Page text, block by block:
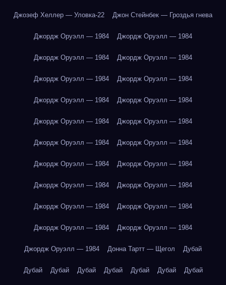
Джозеф Хеллер — Уловка-22 Джон Стейнбек — Гроздья гнева
Джордж Оруэлл — 1984 Джордж Оруэлл — 1984
Джордж Оруэлл — 1984 Джордж Оруэлл — 1984
Джордж Оруэлл — 1984 Джордж Оруэлл — 1984
Джордж Оруэлл — 1984 Джордж Оруэлл — 1984
Джордж Оруэлл — 1984 Джордж Оруэлл — 1984
Джордж Оруэлл — 1984 Джордж Оруэлл — 1984
Джордж Оруэлл — 1984 Джордж Оруэлл — 1984
Джордж Оруэлл — 1984 Джордж Оруэлл — 1984
Джордж Оруэлл — 1984 Джордж Оруэлл — 1984
Джордж Оруэлл — 1984 Джордж Оруэлл — 1984
Джордж Оруэлл — 1984 Донна Тартт — Щегол Дубай
Дубай Дубай Дубай Дубай Дубай Дубай Дубай